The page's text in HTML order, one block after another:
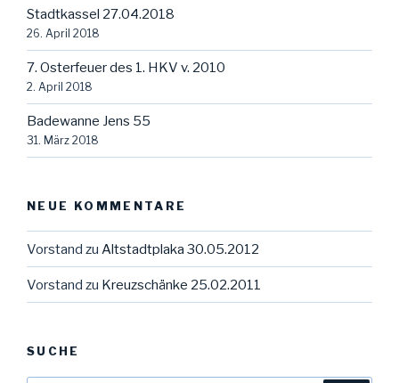
Stadtkassel 27.04.2018
26. April 2018
7. Osterfeuer des 1. HKV v. 2010
2. April 2018
Badewanne Jens 55
31. März 2018
NEUE KOMMENTARE
Vorstand zu Altstadtplaka 30.05.2012
Vorstand zu Kreuzschänke 25.02.2011
SUCHE